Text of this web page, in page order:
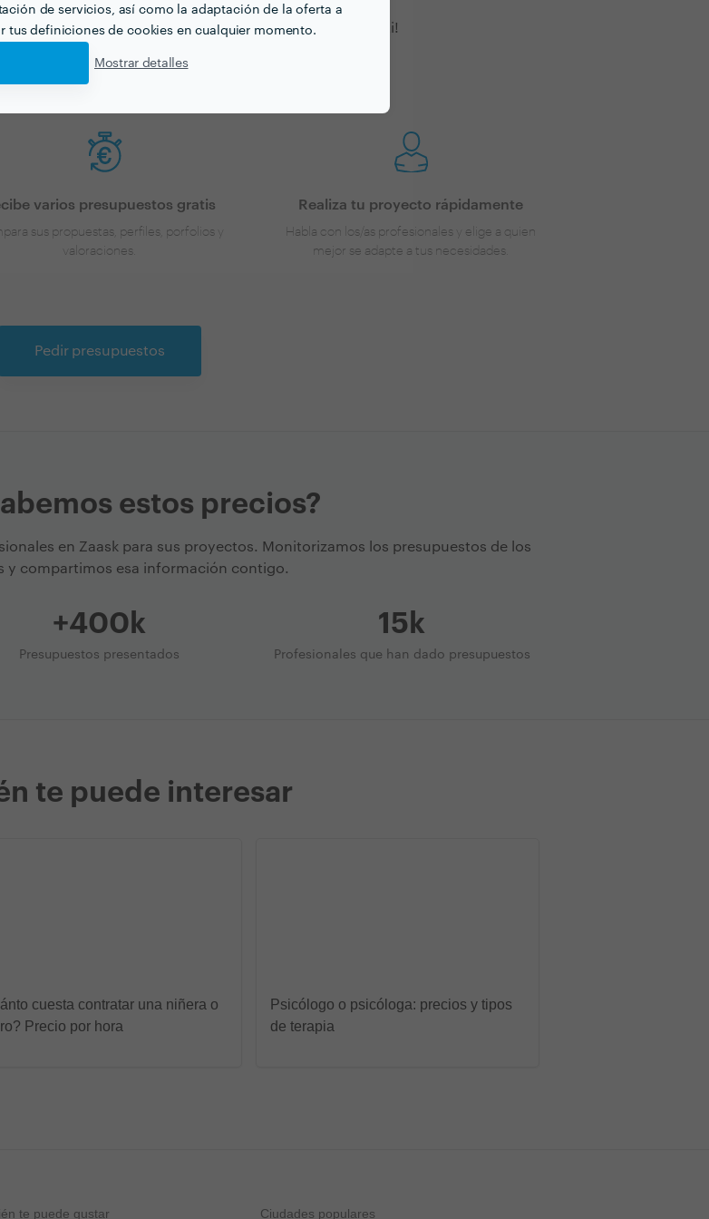
de servicios, así como la adaptación de la oferta a
tus definiciones de cookies en cualquier momento.
Mostrar detalles
precios, ¡vamos a encontrar profesionales cerca de ti!
varios presupuestos gratis
sus propuestas, perfiles, porfolios y
valoraciones.
Realiza tu proyecto rápidamente
Habla con los/as profesionales y elige a quien
mejor se adapte a tus necesidades.
Pedir presupuestos
estos precios?
en Zaask para sus proyectos. Monitorizamos los presupuestos de los
y compartimos esa información contigo.
+400k
Presupuestos presentados
15k
Profesionales que han dado presupuestos
te puede interesar
cuesta contratar una niñera o
Precio por hora
Psicólogo o psicóloga: precios y tipos
de terapia
te puede gustar Ciudades populares